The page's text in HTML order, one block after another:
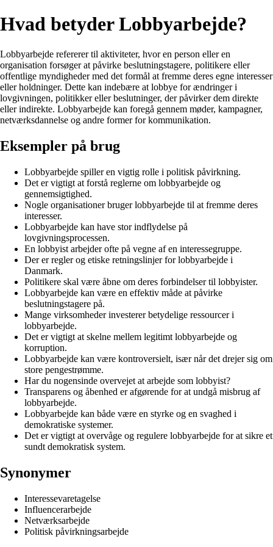
Hvad betyder Lobbyarbejde?
Lobbyarbejde refererer til aktiviteter, hvor en person eller en
organisation forsøger at påvirke beslutningstagere, politikere eller
offentlige myndigheder med det formål at fremme deres egne interesser
eller holdninger. Dette kan indebære at lobbye for ændringer i
lovgivningen, politikker eller beslutninger, der påvirker dem direkte
eller indirekte. Lobbyarbejde kan foregå gennem møder, kampagner,
netværksdannelse og andre former for kommunikation.
Eksempler på brug
Lobbyarbejde spiller en vigtig rolle i politisk påvirkning.
Det er vigtigt at forstå reglerne om lobbyarbejde og
gennemsigtighed.
Nogle organisationer bruger lobbyarbejde til at fremme deres
interesser.
Lobbyarbejde kan have stor indflydelse på
lovgivningsprocessen.
En lobbyist arbejder ofte på vegne af en interessegruppe.
Der er regler og etiske retningslinjer for lobbyarbejde i
Danmark.
Politikere skal være åbne om deres forbindelser til lobbyister.
Lobbyarbejde kan være en effektiv måde at påvirke
beslutningstagere på.
Mange virksomheder investerer betydelige ressourcer i
lobbyarbejde.
Det er vigtigt at skelne mellem legitimt lobbyarbejde og
korruption.
Lobbyarbejde kan være kontroversielt, især når det drejer sig om
store pengestrømme.
Har du nogensinde overvejet at arbejde som lobbyist?
Transparens og åbenhed er afgørende for at undgå misbrug af
lobbyarbejde.
Lobbyarbejde kan både være en styrke og en svaghed i
demokratiske systemer.
Det er vigtigt at overvåge og regulere lobbyarbejde for at sikre et
sundt demokratisk system.
Synonymer
Interessevaretagelse
Influencerarbejde
Netværksarbejde
Politisk påvirkningsarbejde